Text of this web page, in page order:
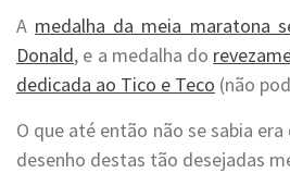
A medalha da meia maratona
Donald, e a medalha do
dedicada ao Tico e Teco (não
O que até então não se sabia
desenho destas tão desejadas